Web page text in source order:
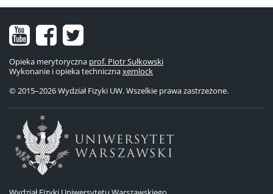
Nasz
kanał
na
YouTube
Nasz
fanpage
na
Facebooku
Nasze
konto
na
Twitterze
Opieka merytoryczna prof. Piotr Sułkowski
Wykonanie i opieka technicznaxemlock
© 2015–2026 Wydział Fizyki UW. Wszelkie prawa zastrzeżone.